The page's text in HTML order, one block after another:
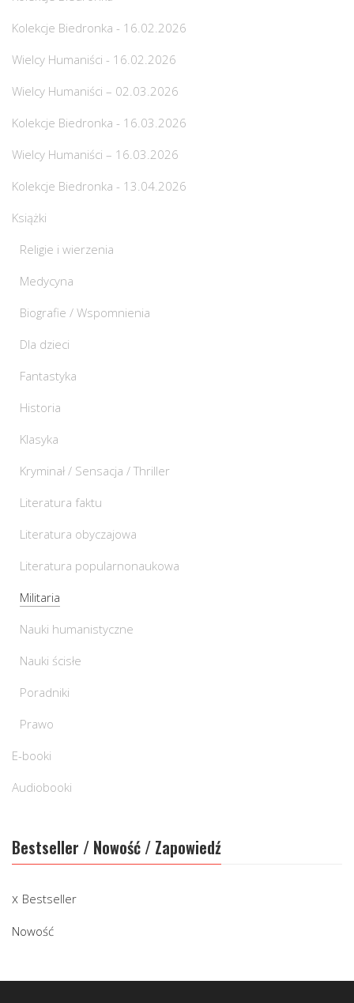
Kolekcje Biedronka - 16.02.2026
Wielcy Humaniści - 16.02.2026
Wielcy Humaniści – 02.03.2026
Kolekcje Biedronka - 16.03.2026
Wielcy Humaniści – 16.03.2026
Kolekcje Biedronka - 13.04.2026
Książki
Religie i wierzenia
Medycyna
Biografie / Wspomnienia
Dla dzieci
Fantastyka
Historia
Klasyka
Kryminał / Sensacja / Thriller
Literatura faktu
Literatura obyczajowa
Literatura popularnonaukowa
Militaria
Nauki humanistyczne
Nauki ścisłe
Poradniki
Prawo
E-booki
Audiobooki
Bestseller / Nowość / Zapowiedź
Bestseller
Nowość